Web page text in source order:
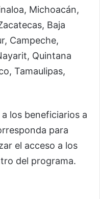
Michoacán,
Baja
Campeche,
Quintana
Tamaulipas,
los beneficiarios a
para
el acceso a los
del programa.